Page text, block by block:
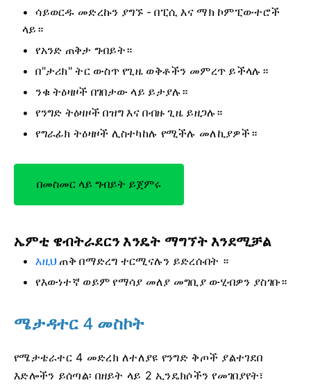
ሳይወርዱ መድረኩን ያግኙ - በፒሲ እና ማክ ኮምፒውተሮች
ላይ።
የአንድ ጠቅታ ግብይት።
በ"ታሪክ" ትር ውስጥ የጊዜ ወቅቶችን መምረጥ ይችላሉ።
ንቁ ትዕዛዞች በገበታው ላይ ይታያሉ።
የንግድ ትዕዛዞች በዝግ እና በብዙ ጊዜ ይዘጋሉ።
የግራፊክ ትዕዛዞች ሊስተካከሉ የሚችሉ መለኪያዎች።
በመስመር ላይ ግብይት ይጀምሩ
ኤምቲ ዌብትራደርን እንዴት ማግኘት እንደሚቻል
እዚህጠቅ በማድረግ ተርሚናሉን ይድረሱበት ።
የእውነተኛ ወይም የማሳያ መለያ መግቢያ ውሂብዎን ያስገቡ።
ሜታዳተር 4 መስኮት
የሜታቴራተር 4 መድረክ ለተለያዩ የንግድ ቅጦች ያልተገደበ
እድሎችን ይሰጣል፡ በዘይት ላይ 2 ኢንዴክሶችን የመገበያየት፣